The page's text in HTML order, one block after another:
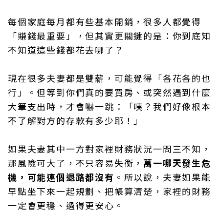
每個家庭每月都有些基本開銷，很多人都覺得
「賺錢最重要」，但其實更關鍵的是：你到底知
不知道這些錢都花去哪了？
現在很多夫妻都是雙薪，可能覺得「各花各的也
行」。但等到你們真的要買房、或突然遇到什麼
大筆支出時，才會嚇一跳：「咦？我們好像根本
不了解對方的存款有多少耶！」
如果夫妻其中一方對家裡財務狀況一問三不知，
那風險可大了，不只容易失衡， 萬一哪天發生危
機，可能連個退路都沒有 。所以說，夫妻如果能
早點坐下來一起規劃、把帳算清楚，家裡的財務
一定會更穩、過得更安心。